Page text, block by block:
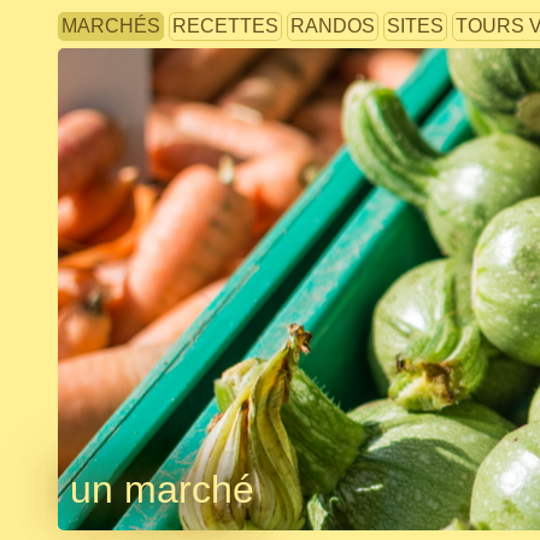
MARCHÉS RECETTES RANDOS SITES TOURS
un marché